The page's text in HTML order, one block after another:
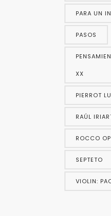
PARA UN
PASOS
XX
PIERROT
RAÚL
ROCCO
SEPTETO
VIOLIN: